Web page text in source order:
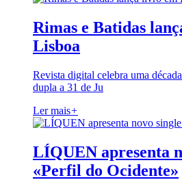
Rimas e Batidas
Lisboa
Revista digital celebra uma
dupla a 31 de Ju
Ler mais+
LÍQUEN apresenta
«Perfil do Ocidente»